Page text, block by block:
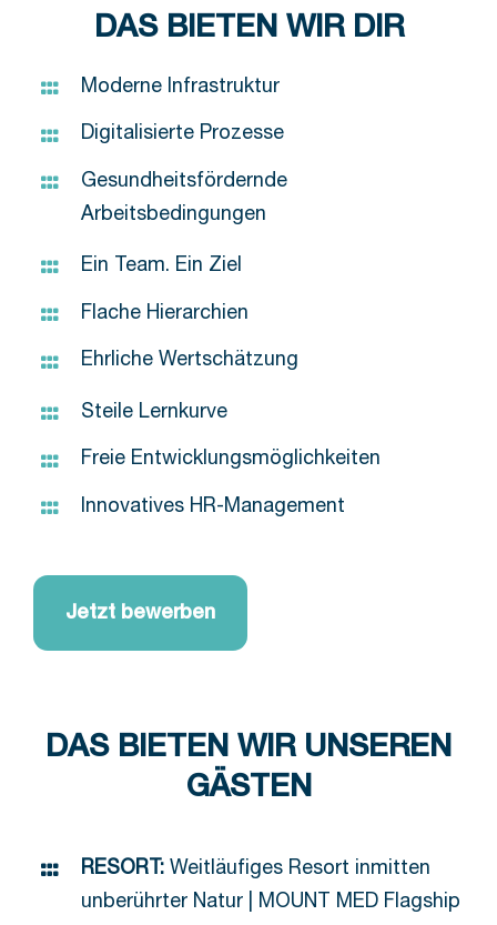
DAS BIETEN WIR DIR
Moderne Infrastruktur
Digitalisierte Prozesse
Gesundheitsfördernde
Arbeitsbedingungen
Ein Team. Ein Ziel
Flache Hierarchien
Ehrliche Wertschätzung
Steile Lernkurve
Freie Entwicklungsmöglichkeiten
Innovatives HR-Management
Jetzt bewerben
DAS BIETEN WIR UNSEREN
GÄSTEN
RESORT: Weitläufiges Resort inmitten
unberührter Natur | MOUNT MED Flagship